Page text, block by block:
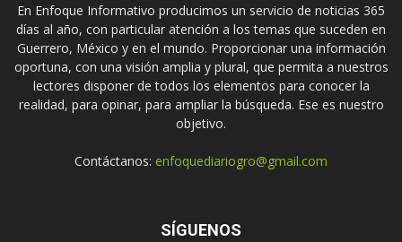
En Enfoque Informativo producimos un servicio de noticias 365
días al año, con particular atención a los temas que suceden en
Guerrero, México y en el mundo. Proporcionar una información
oportuna, con una visión amplia y plural, que permita a nuestros
lectores disponer de todos los elementos para conocer la
realidad, para opinar, para ampliar la búsqueda. Ese es nuestro
objetivo.
Contáctanos: enfoquediariogro@gmail.com
SÍGUENOS